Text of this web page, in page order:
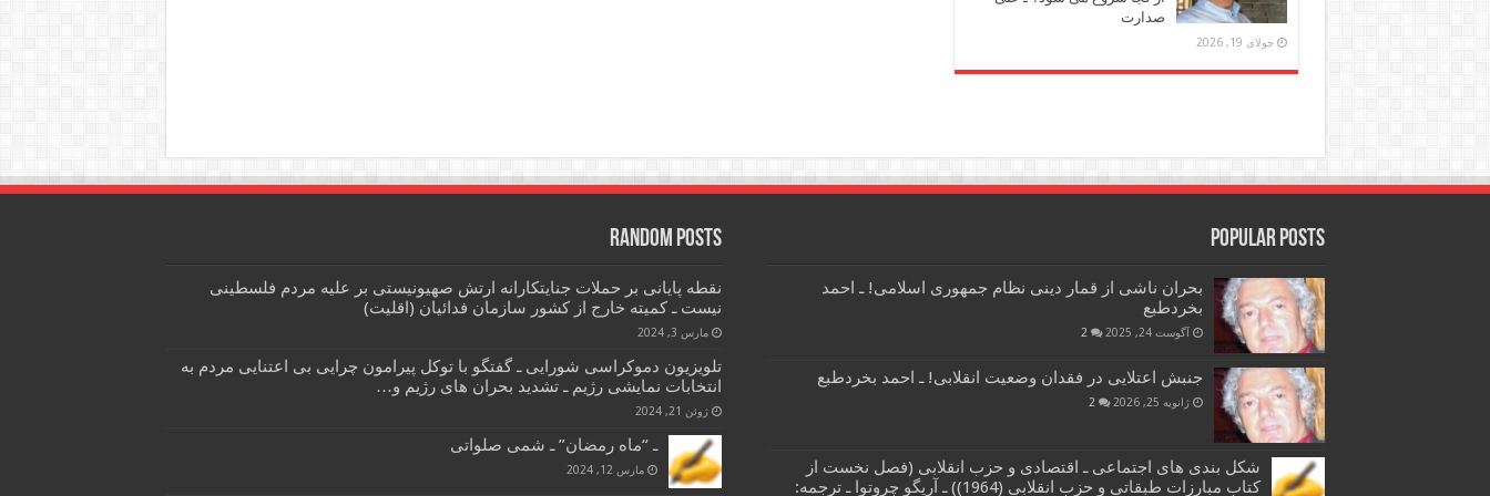
صدارت
جولای 19, 2026
Popular Posts
بحران ناشی از قمار دینی نظام جمهوری اسلامی! ـ احمد
بخردطبع
آگوست 24, 2025 2
جنبش اعتلایی در فقدان وضعیت انقلابی! ـ احمد بخردطبع
ژانویه 25, 2026 2
شکل بندی های اجتماعی ـ اقتصادی و حزب انقلابی (فصل نخست از
کتاب مبارزات طبقاتی و حزب انقلابی (1964)) ـ آریگو چروتوا ـ ترجمه:
Random Posts
نقطه پایانی بر حملات جنایتکارانه ارتش صهیونیستی بر علیه مردم فلسطینی
نیست ـ کمیته خارج از کشور سازمان فدائیان (اقلیت)
مارس 3, 2024
تلویزیون دموکراسی شورایی ـ گفتگو با توکل پیرامون چرایی بی اعتنایی مردم به
انتخابات نمایشی رژیم ـ تشدید بحران های رژیم و…
ژوئن 21, 2024
ـ “ماه رمضان” ـ شمی صلواتی
مارس 12, 2024